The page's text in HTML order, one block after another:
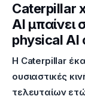
Caterpillar
AI μπαίνει
physical AI
Η Caterpillar
ουσιαστικές
τελευταίων